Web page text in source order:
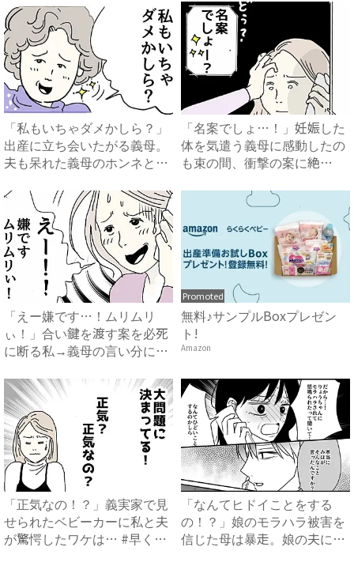
「私もいちゃダメかしら？」
出産に立ち会いたがる義母。
夫も呆れた義母のホンネと
「名案でしょ…！」妊娠した
体を気遣う義母に感動したの
も束の間、衝撃の案に絶
「えー嫌です…！ムリムリ
ぃ！」合い鍵を渡す案を必死
に断る私→義母の言い分にあ
Promoted
無料♪サンプルBoxプレゼン
ト!
Amazon
「正気なの！？」義実家で見
せられたベビーカーに私と夫
が驚愕したワケは… #早く
「なんてヒドイことをする
の！？」娘のモラハラ被害を
信じた母は暴走。娘の夫に電